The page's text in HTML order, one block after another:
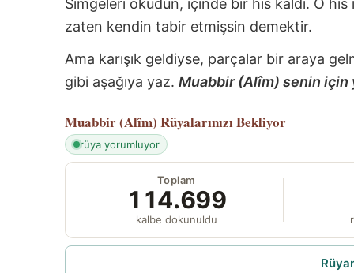
Simgeleri okudun, içinde bir his kaldı. O
zaten kendin tabir etmişsin demektir.
Ama karışık geldiyse, parçalar bir araya
gibi aşağıya yaz. Muabbir (Alîm) senin için
Muabbir (Alîm) Rüyalarınızı Bekliyor
rüya yorumluyor
Toplam
114.699
kalbe dokunuldu